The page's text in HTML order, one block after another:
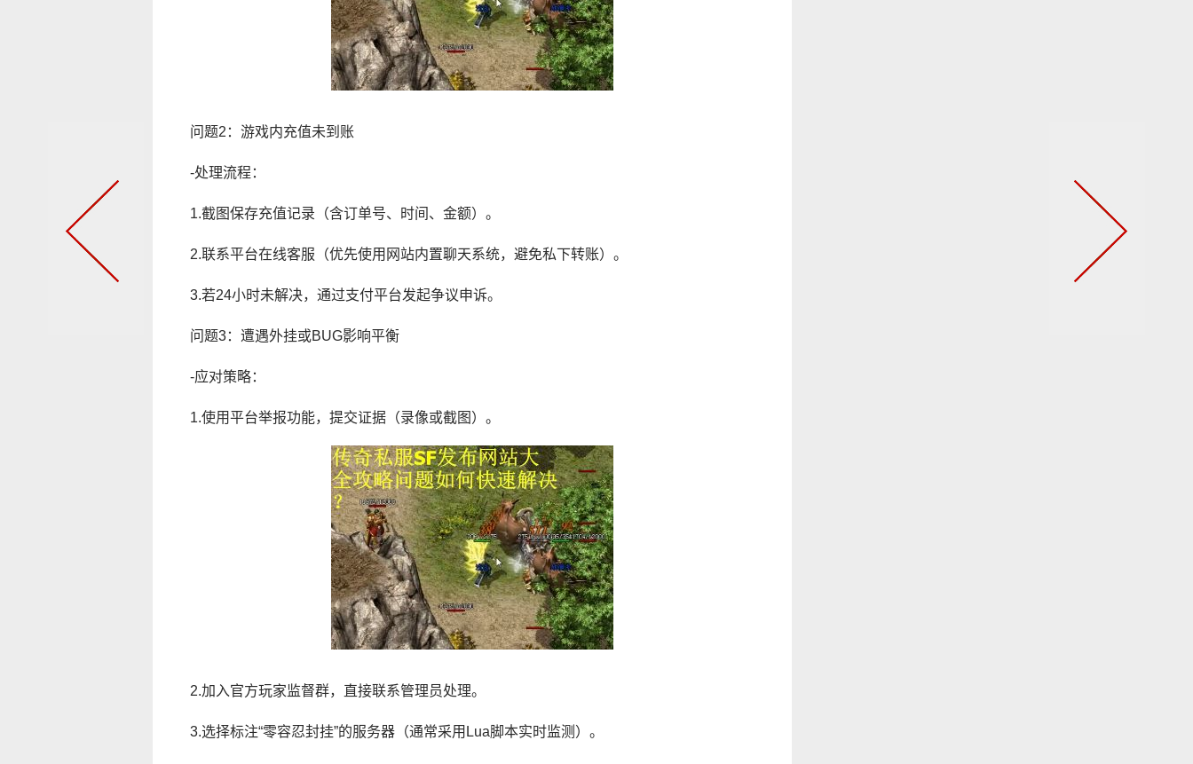
问题2：游戏内充值未到账
-处理流程：
1.截图保存充值记录（含订单号、时间、金额）。
2.联系平台在线客服（优先使用网站内置聊天系统，避免私下转账）。
3.若24小时未解决，通过支付平台发起争议申诉。
问题3：遭遇外挂或BUG影响平衡
-应对策略：
1.使用平台举报功能，提交证据（录像或截图）。
2.加入官方玩家监督群，直接联系管理员处理。
3.选择标注“零容忍封挂”的服务器（通常采用Lua脚本实时监测）。